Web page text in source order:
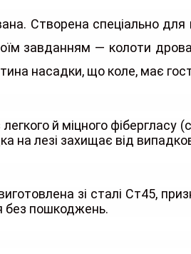
Створена спеціально
завданням — колоти
насадки, що коле, має
й міцного
на лезі захищає від
зі сталі Ст45,
без пошкоджень.